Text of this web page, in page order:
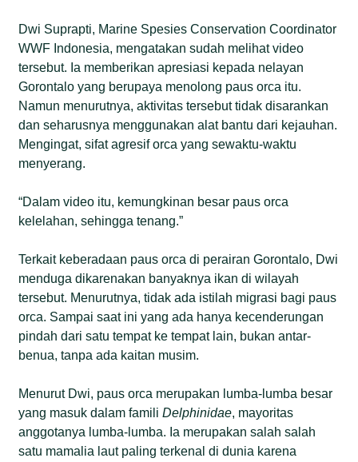
Dwi Suprapti, Marine Spesies Conservation Coordinator
WWF Indonesia, mengatakan sudah melihat video
tersebut. Ia memberikan apresiasi kepada nelayan
Gorontalo yang berupaya menolong paus orca itu.
Namun menurutnya, aktivitas tersebut tidak disarankan
dan seharusnya menggunakan alat bantu dari kejauhan.
Mengingat, sifat agresif orca yang sewaktu-waktu
menyerang.
“Dalam video itu, kemungkinan besar paus orca
kelelahan, sehingga tenang.”
Terkait keberadaan paus orca di perairan Gorontalo, Dwi
menduga dikarenakan banyaknya ikan di wilayah
tersebut. Menurutnya, tidak ada istilah migrasi bagi paus
orca. Sampai saat ini yang ada hanya kecenderungan
pindah dari satu tempat ke tempat lain, bukan antar-
benua, tanpa ada kaitan musim.
Menurut Dwi, paus orca merupakan lumba-lumba besar
yang masuk dalam familiDelphinidae, mayoritas
anggotanya lumba-lumba. Ia merupakan salah salah
satu mamalia laut paling terkenal di dunia karena